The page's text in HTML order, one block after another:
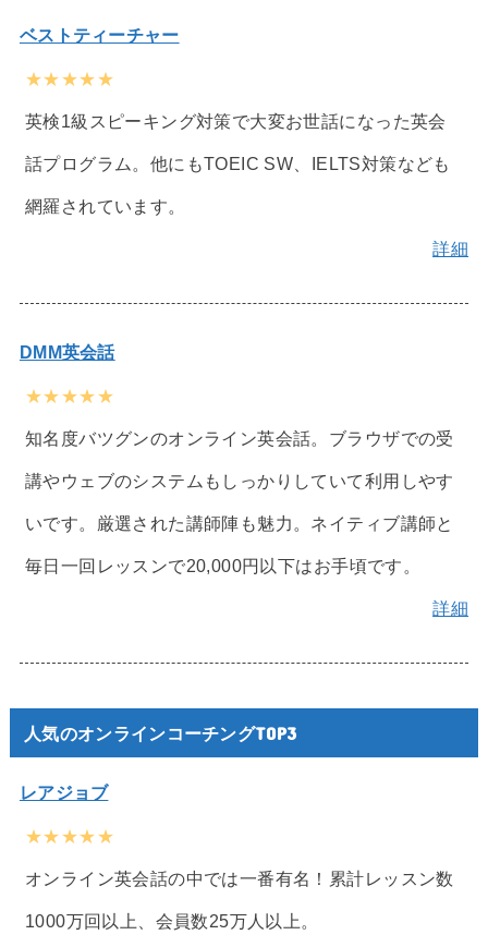
ベストティーチャー
★★★★★
英検1級スピーキング対策で大変お世話になった英会
話プログラム。他にもTOEIC SW、IELTS対策なども
網羅されています。
詳細
DMM英会話
★★★★★
知名度バツグンのオンライン英会話。ブラウザでの受
講やウェブのシステムもしっかりしていて利用しやす
いです。厳選された講師陣も魅力。ネイティブ講師と
毎日一回レッスンで20,000円以下はお手頃です。
詳細
人気のオンラインコーチングTOP3
レアジョブ
★★★★★
オンライン英会話の中では一番有名！累計レッスン数
1000万回以上、会員数25万人以上。